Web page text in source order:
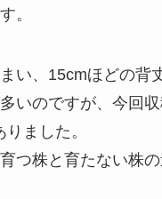
。
い、15cmほどの背
いのですが、今回
ました。
つ株と育たない株